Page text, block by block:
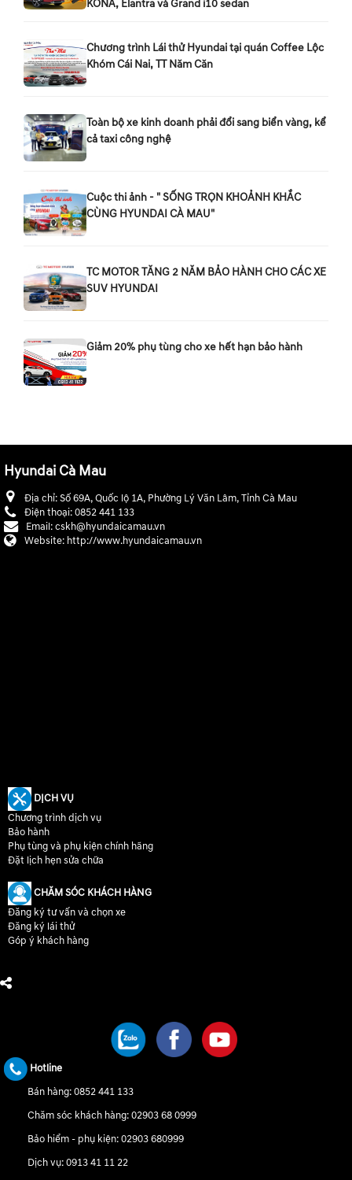
KONA, Elantra và Grand i10 sedan
Chương trình Lái thử Hyundai tại quán Coffee Lộc
Khóm Cái Nai, TT Năm Căn
Toàn bộ xe kinh doanh phải đổi sang biển vàng, kể
cả taxi công nghệ
Cuộc thi ảnh - " SỐNG TRỌN KHOẢNH KHẮC
CÙNG HYUNDAI CÀ MAU"
TC MOTOR TĂNG 2 NĂM BẢO HÀNH CHO CÁC XE
SUV HYUNDAI
Giảm 20% phụ tùng cho xe hết hạn bảo hành
Hyundai Cà Mau
Địa chỉ:Số 69A, Quốc lộ 1A, Phường Lý Văn Lâm, Tỉnh Cà Mau
Điện thoại:0852 441 133
Email:cskh@hyundaicamau.vn
Website: http://www.hyundaicamau.vn
DỊCH VỤ
Chương trình dịch vụ
Bảo hành
Phụ tùng và phụ kiện chính hãng
Đặt lịch hẹn sửa chữa
CHĂM SÓC KHÁCH HÀNG
Đăng ký tư vấn và chọn xe
Đăng ký lái thử
Góp ý khách hàng
Hotline
Bán hàng:0852 441 133
Chăm sóc khách hàng:02903 68 0999
Bảo hiểm - phụ kiện:02903 680999
Dịch vụ:0913 41 11 22